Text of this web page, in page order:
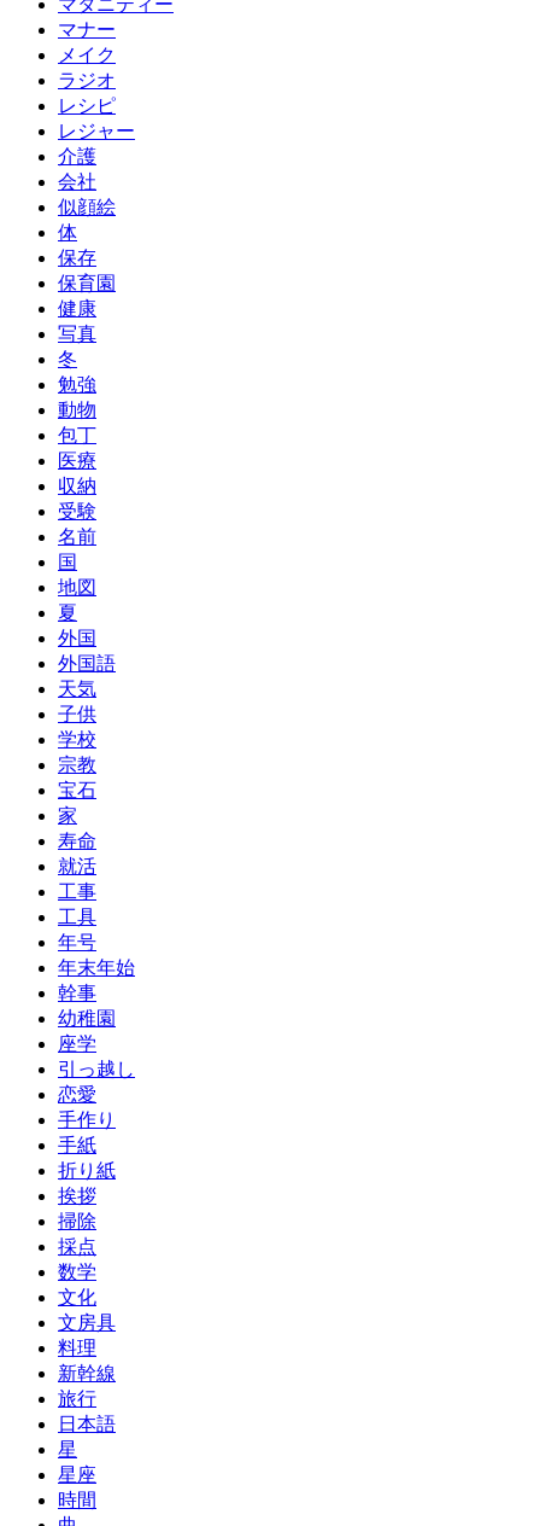
マナー
メイク
ラジオ
レシピ
レジャー
介護
会社
似顔絵
体
保存
保育園
健康
写真
冬
勉強
動物
包丁
医療
収納
受験
名前
国
地図
夏
外国
外国語
天気
子供
学校
宗教
宝石
家
寿命
就活
工事
工具
年号
年末年始
幹事
幼稚園
座学
引っ越し
恋愛
手作り
手紙
折り紙
挨拶
掃除
採点
数学
文化
文房具
料理
新幹線
旅行
日本語
星
星座
時間